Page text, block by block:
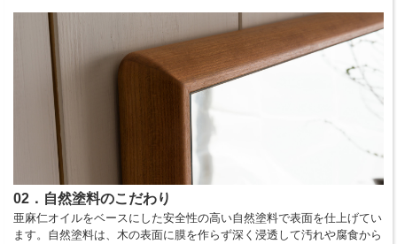
02．自然塗料のこだわり
亜麻仁オイルをベースにした安全性の高い自然塗料で表面を仕上げてい
ます。自然塗料は、木の表面に膜を作らず深く浸透して汚れや腐食から